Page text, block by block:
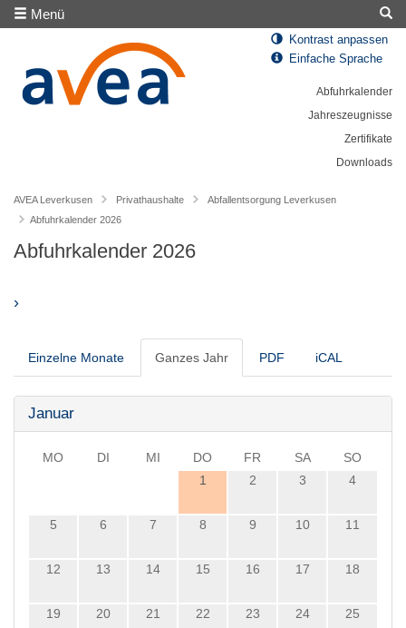
Menü
Kontrast anpassen
Einfache Sprache
Abfuhrkalender
Jahreszeugnisse
Zertifikate
Downloads
AVEA Leverkusen Privathaushalte
Abfallentsorgung Leverkusen
Abfuhrkalender 2026
Abfuhrkalender 2026
›
Einzelne Monate Ganzes Jahr PDF iCAL
Januar
MO DI MI DO FR SA
SO
1
2 3 4
5 6 7 8 9 10 11
12 13 14 15 16 17 18
19 20 21 22 23 24 25